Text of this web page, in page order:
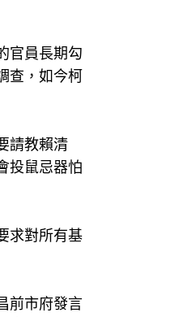
官員長期勾
查，如今柯
請教賴清
投鼠忌器怕
求對所有基
前市府發言